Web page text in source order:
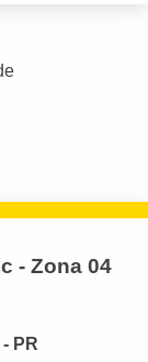
- Zona 04
PR